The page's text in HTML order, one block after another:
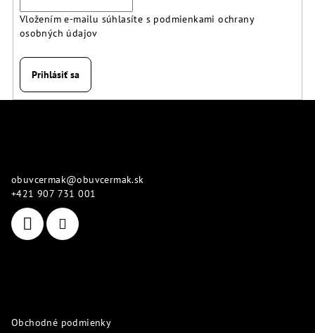
Vložením e-mailu súhlasíte s podmienkami ochrany
osobných údajov
Prihlásiť sa
obuvcermak@obuvcermak.sk
+421 907 731 001
Obchodné podmienky